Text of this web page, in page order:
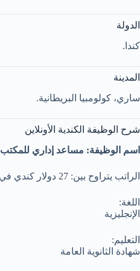
الدولة
كندا.
المدينة
ساري، كولومبيا البريطانية.
شرح الوظيفة الكندية الأونلاين
اسم الوظيفة: مساعد إداري للمكتب
الراتب يتراوح بين: 27 دولار كندي في الساعة.
اللغة:
الإنجليزية
التعليم:
شهادة الثانوية العامة